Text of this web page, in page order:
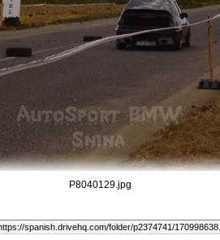
P8040129.jpg